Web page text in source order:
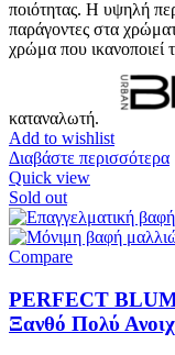
ποιότητας. Η υψηλή
παράγοντες στα
χρώμα που ικανοποιεί
καταναλωτή.
Add to wishlist
Διαβάστε περισσότερα
Quick view
Sold out
Compare
PERFECT
Ξανθό Πολύ